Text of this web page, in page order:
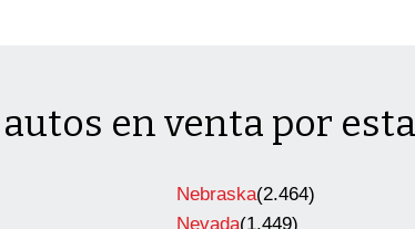
en venta por
Nebraska(2.464)
Nevada(1.449)